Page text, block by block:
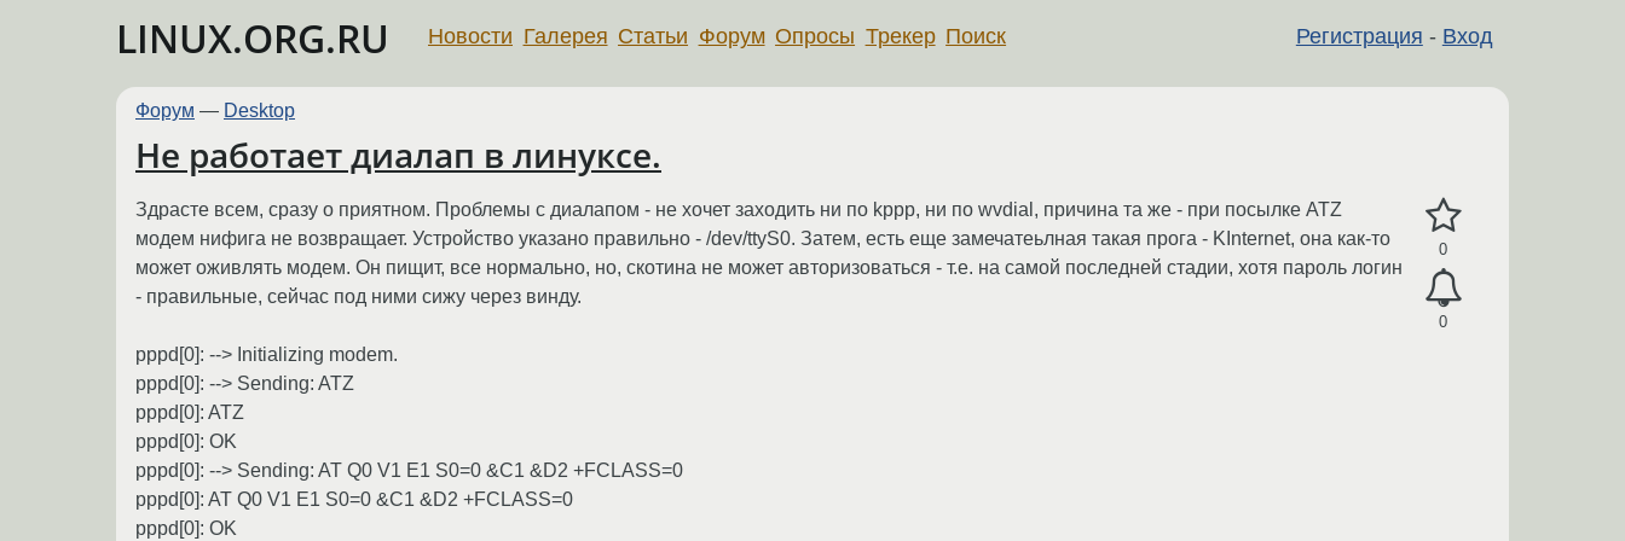
LINUX.ORG.RU Регистрация - Вход
Новости Галерея Статьи Форум Опросы Трекер Поиск
Форум — Desktop
Не работает диалап в линуксе.
0
0
Здрасте всем, сразу о приятном. Проблемы с диалапом - не хочет заходить ни по kppp, ни по wvdial, причина та же - при посылке ATZ
модем нифига не возвращает. Устройство указано правильно - /dev/ttyS0. Затем, есть еще замечатеьлная такая прога - KInternet, она как-то
может оживлять модем. Он пищит, все нормально, но, скотина не может авторизоваться - т.е. на самой последней стадии, хотя пароль логин
- правильные, сейчас под ними сижу через винду.
pppd[0]: --> Initializing modem.
pppd[0]: --> Sending: ATZ
pppd[0]: ATZ
pppd[0]: OK
pppd[0]: --> Sending: AT Q0 V1 E1 S0=0 &C1 &D2 +FCLASS=0
pppd[0]: AT Q0 V1 E1 S0=0 &C1 &D2 +FCLASS=0
pppd[0]: OK